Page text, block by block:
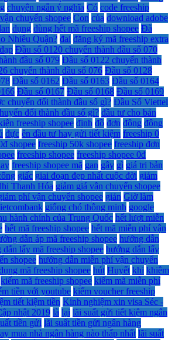
chuyện ngắn ý nghĩa Có code freeship
chuyển shopee Con của download adobe
dụng dùng hết mã freeship shopee Đà
Nhiêu Quận? đai đăng ký mã freeship extra
Đầu số 0120 chuyển thành đầu số 070
đầu số 079 Đầu số 0122 chuyển thành
chuyển thành đầu số 076 Đầu số 0128
Đầu số 0162 Đầu số 0163 Đầu số 0164
Đầu số 0167 Đầu số 0168 Đầu số 0169
chuyển đổi thành đầu số gì? Đầu Số Viettel
đổi thành đầu số gì? đầu tư cho bản
freeship shopee định đồ đơn động động
đực ên đầu tư hay gửi tiết kiệm freeship 0
shopee freeship 50k shopee freeship đơn
freeship shopee freeship shopee 0đ
freeship shopee mã gan gây gì giá trị bản
giấc giai đoạn đẹp nhất cuộc đời giảm
Thanh Hóa giảm giá vận chuyển shopee
phí vận chuyển shopee giản Giờ làm
giống chó thông minh google
hành chính của Trung Quốc hết lượt miễn
hết mã freeship shopee hết mã miễn phí vận
dẫn áp mã freeship shopee hướng dẫn
dẫn lấy mã freeship shopee hướng dẫn lấy
shopee hướng dẫn miễn phí vận chuyển
mã freeship shopee hút Huyết khi khiêm
kiếm mã freeship shopee kiếm mã miễn phí
tiền với youtube kiếm voucher freeship
tiết kiệm tiền Kinh nghiệm xin visa Séc -
nhật 2019 là lại lãi suất gửi tiết kiệm ngân
tiền gửi lãi suất tiền gửi ngân hàng
mua nhà ngân hàng nào thấp nhất lãi suất